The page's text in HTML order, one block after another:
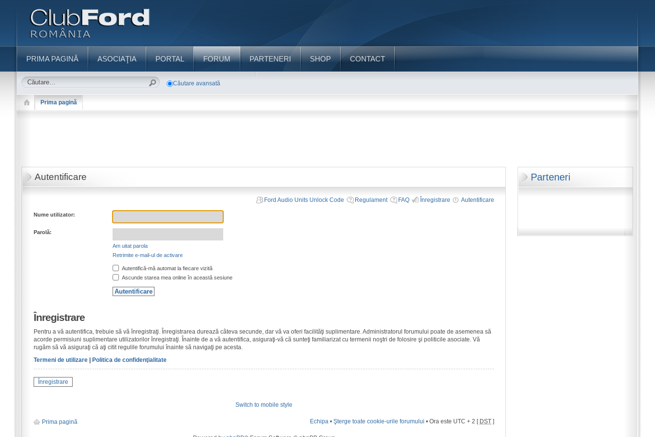
PRIMA PAGINĂ ASOCIAŢIA PORTAL FORUM PARTENERI SHOP CONTACT
Căutare avansată
Prima pagină
Parteneri
Autentificare
Ford Audio Units Unlock Code Regulament FAQ Înregistrare Autentificare
Nume utilizator:
Parolă:
Am uitat parola
Retrimite e-mail-ul de activare
Autentifică-mă automat la fiecare vizită
Ascunde starea mea online în această sesiune
Înregistrare
Pentru a vă autentifica, trebuie să vă înregistraţi. Înregistrarea durează câteva secunde, dar vă va oferi facilităţi suplimentare. Administratorul forumului poate de asemenea să
acorde permisiuni suplimentare utilizatorilor înregistraţi. Înainte de a vă autentifica, asiguraţi-vă că sunteţi familiarizat cu termenii noştri de folosire şi politicile asociate. Vă
rugăm să vă asiguraţi că aţi citit regulile forumului înainte să navigaţi pe acesta.
Termeni de utilizare| Politica de confidenţialitate
Înregistrare
Switch to mobile style
Prima pagină Echipa •Şterge toate cookie-urile forumului • Ora este UTC + 2 [ DST ]